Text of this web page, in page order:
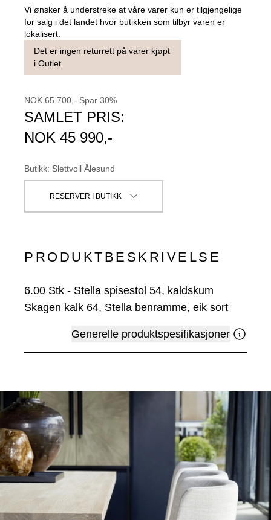
Vi ønsker å understreke at våre varer kun er tilgjengelige
for salg i det landet hvor butikken som tilbyr varen er
lokalisert.
Det er ingen returrett på varer kjøpt
i Outlet.
NOK 65 700,- Spar 30%
SAMLET PRIS:
NOK 45 990,-
Butikk: Slettvoll Ålesund
RESERVER I BUTIKK
PRODUKTBESKRIVELSE
6.00 Stk - Stella spisestol 54, kaldskum
Skagen kalk 64, Stella benramme, eik sort
Generelle produktspesifikasjoner